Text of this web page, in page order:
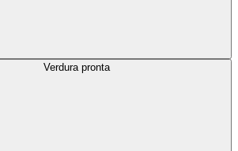
Verdura pronta